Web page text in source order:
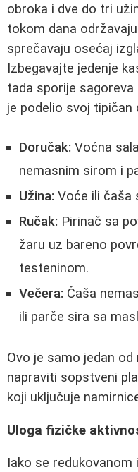
obroka i dve do tri
tokom dana
sprečavaju osećaj
Izbegavajte jedenje
tada sporije
je podelio svoj tipičan
Doručak: Voćna
nemasnim sirom i
Užina: Voće ili čaša
Ručak: Pirinač sa
žaru uz bareno
testeninom.
Večera: Čaša
ili parče sira sa
Ovo je samo jedan
napraviti sopstveni
koji uključuje
Uloga fizičke
Iako se